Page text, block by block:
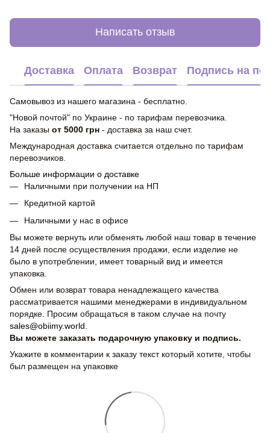
Написать отзыв
Доставка Оплата Возврат Подпись на
Самовывоз из нашего магазина - бесплатно.
"Новой почтой" по Украине - по тарифам перевозчика.
На заказы от 5000 грн - доставка за наш счет.
Международная доставка считается отдельно по тарифам
перевозчиков.
Больше информации о доставке
Наличными при получении на НП
Кредитной картой
Наличными у нас в офисе
Вы можете вернуть или обменять любой наш товар в течение
14 дней после осуществления продажи, если изделие не
было в употреблении, имеет товарный вид и имеется
упаковка.
Обмен или возврат товара ненадлежащего качества
рассматривается нашими менеджерами в индивидуальном
порядке. Просим обращаться в таком случае на почту
sales@obiimy.world
Вы можете заказать подарочную упаковку и подпись.
Укажите в комментарии к заказу текст который хотите, чтобы
был размещен на упаковке